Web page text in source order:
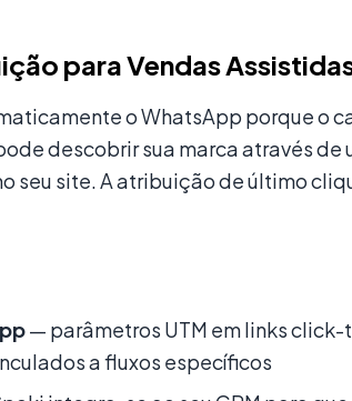
para Vendas
o WhatsApp porque o
descobrir sua marca através de
seu site. A atribuição de último
— parâmetros UTM em links
a fluxos específicos